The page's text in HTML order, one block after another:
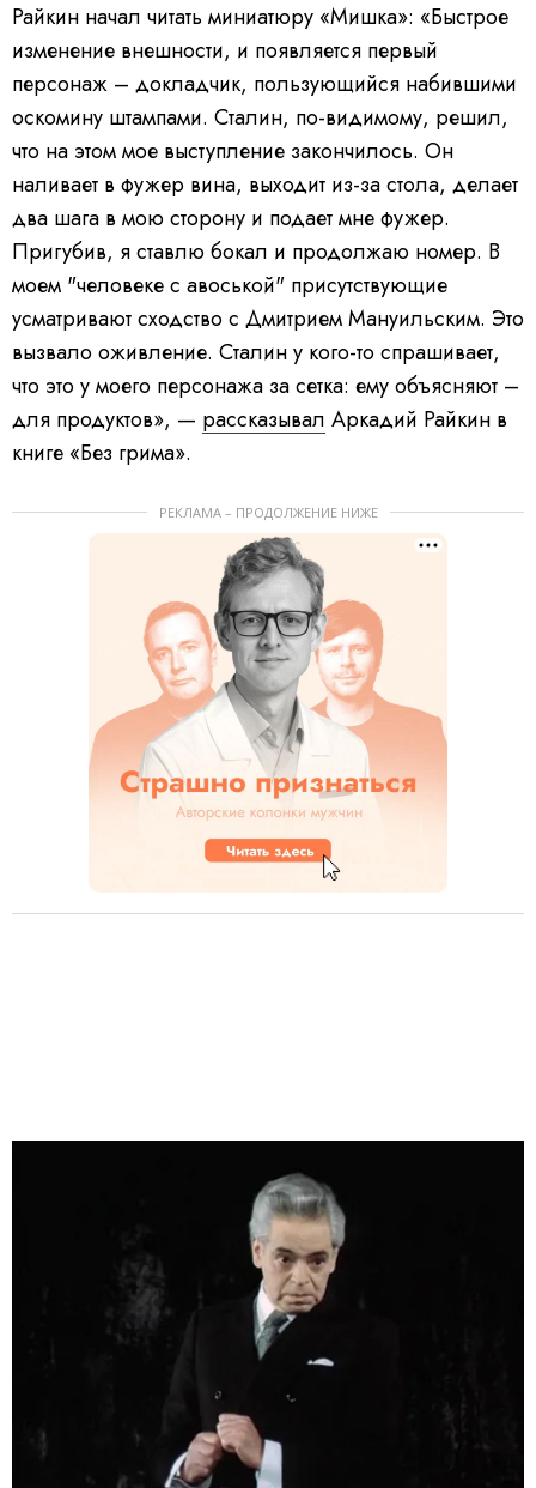
Райкин начал читать миниатюру «Мишка»: «Быстрое
изменение внешности, и появляется первый
персонаж – докладчик, пользующийся набившими
оскомину штампами. Сталин, по-видимому, решил,
что на этом мое выступление закончилось. Он
наливает в фужер вина, выходит из-за стола, делает
два шага в мою сторону и подает мне фужер.
Пригубив, я ставлю бокал и продолжаю номер. В
моем "человеке с авоськой" присутствующие
усматривают сходство с Дмитрием Мануильским. Это
вызвало оживление. Сталин у кого-то спрашивает,
что это у моего персонажа за сетка: ему объясняют –
для продуктов», — рассказывал Аркадий Райкин в
книге «Без грима».
РЕКЛАМА – ПРОДОЛЖЕНИЕ НИЖЕ